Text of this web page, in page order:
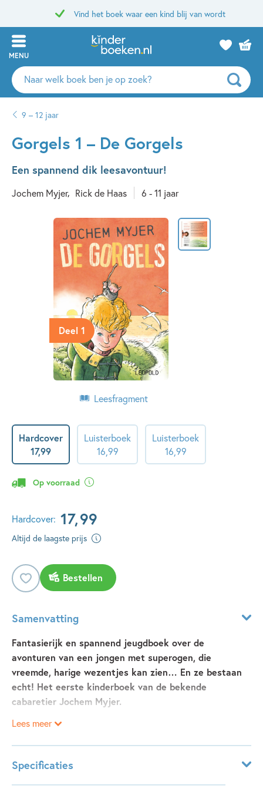
Vind het boek waar een kind blij van wordt
MENU
Zoeken
naar
auteurs
uitgevers
9 – 12 jaar
Gorgels 1 – De Gorgels
Een spannend dik leesavontuur!
Jochem Myjer Rick de Haas 6 - 11 jaar
Deel 1
Leesfragment
Hardcover
17,99
Luisterboek
16,99
Luisterboek
16,99
Op voorraad
Hardcover: 17,99
Altijd de laagste prijs
Bestellen
Samenvatting
Fantasierijk en spannend jeugdboek over de
avonturen van een jongen met superogen, die
vreemde, harige wezentjes kan zien… En ze bestaan
echt! Het eerste kinderboek van de bekende
cabaretier Jochem Myjer.
Midden in de nacht wordt Melle wakker. Er zit een vreemd
Maar als Melle het licht aandoet, is het wezentje
verdwenen. Als hij er op school over vertelt, lacht iedereen
Lees meer
Specificaties